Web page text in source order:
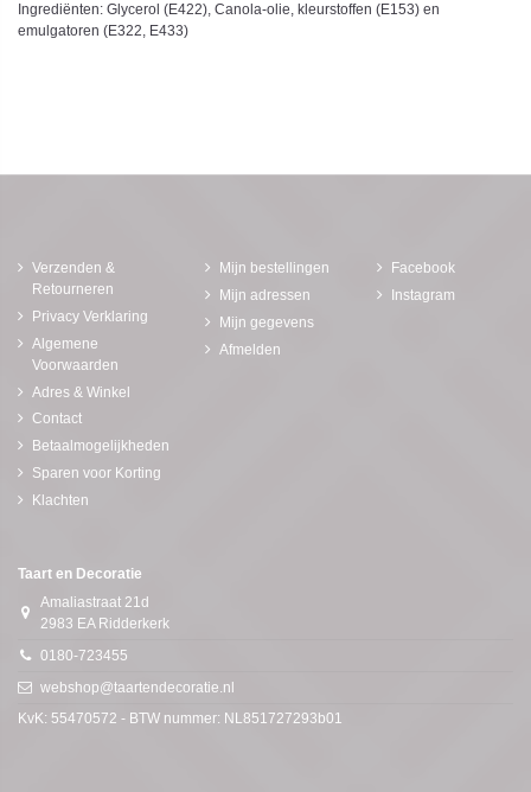
Ingrediënten: Glycerol (E422), Canola-olie, kleurstoffen (E153) en
emulgatoren (E322, E433)
Verzenden &
Retourneren
Privacy Verklaring
Algemene
Voorwaarden
Adres & Winkel
Contact
Betaalmogelijkheden
Sparen voor Korting
Klachten
Mijn bestellingen
Mijn adressen
Mijn gegevens
Afmelden
Facebook
Instagram
Taart en Decoratie
Amaliastraat 21d
2983 EA Ridderkerk
0180-723455
webshop@taartendecoratie.nl
KvK: 55470572 - BTW nummer: NL851727293b01